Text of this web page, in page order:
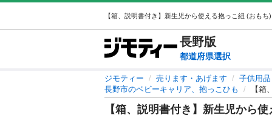
長野版
都道府県選択
ジモティー 売ります・あげます 子供用品
長野市のベビーキャリア、抱っこひも
【
【箱、説明書付き】新生児から